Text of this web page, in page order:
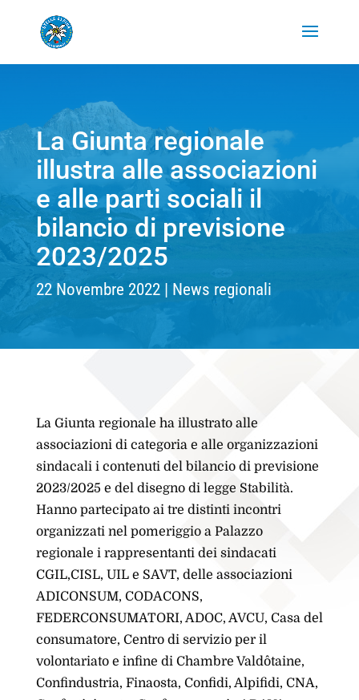
La Giunta regionale
illustra alle associazioni
e alle parti sociali il
bilancio di previsione
2023/2025
22 Novembre 2022 News regionali
La Giunta regionale ha illustrato alle
associazioni di categoria e alle organizzazioni
sindacali i contenuti del bilancio di previsione
2023/2025 e del disegno di legge Stabilità.
Hanno partecipato ai tre distinti incontri
organizzati nel pomeriggio a Palazzo
regionale i rappresentanti dei sindacati
CGIL,CISL, UIL e SAVT, delle associazioni
ADICONSUM, CODACONS,
FEDERCONSUMATORI, ADOC, AVCU, Casa del
consumatore, Centro di servizio per il
volontariato e infine di Chambre Valdôtaine,
Confindustria, Finaosta, Confidi, Alpifidi, CNA,